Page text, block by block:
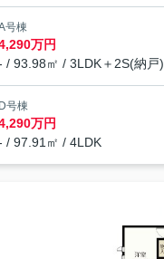
号棟
万円
/ 93.98㎡ / 3LDK＋2S(納戸)
D号棟
万円
/ 97.91㎡ / 4LDK